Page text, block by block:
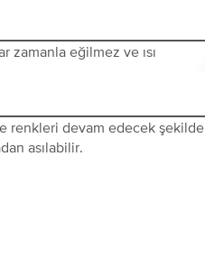
zamanla eğilmez ve ısı
renkleri devam edecek şekilde
asılabilir.